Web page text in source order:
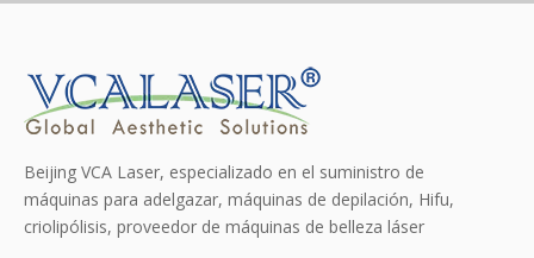
Beijing VCA Laser, especializado en el suministro de
máquinas para adelgazar, máquinas de depilación, Hifu,
criolipólisis, proveedor de máquinas de belleza láser